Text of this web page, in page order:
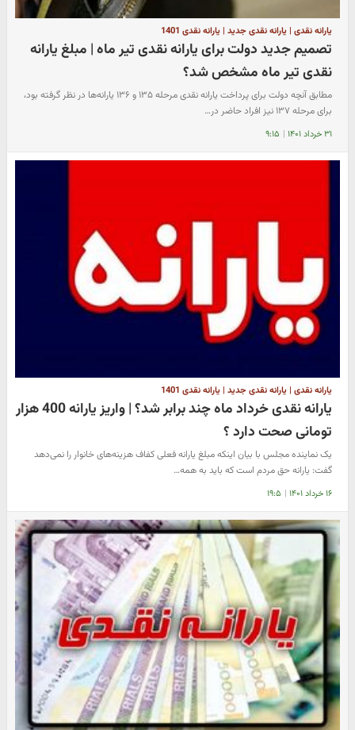
یارانه نقدی | یارانه نقدی جدید | یارانه نقدی 1401
تصمیم جدید دولت برای یارانه نقدی تیر ماه | مبلغ یارانه
نقدی تیر ماه مشخص شد؟
مطابق آنچه دولت برای پرداخت یارانه نقدی مرحله ۱۳۵ و ۱۳۶ یارانه‌ها در نظر گرفته بود،
برای مرحله ۱۳۷ نیز افراد حاضر در…
۳۱ خرداد ۱۴۰۱ | ۹:۱۵
یارانه نقدی | یارانه نقدی جدید | یارانه نقدی 1401
یارانه نقدی خرداد ماه چند برابر شد؟ | واریز یارانه 400 هزار
تومانی صحت دارد ؟
یک نماینده مجلس با بیان اینکه مبلغ یارانه فعلی کفاف هزینه‌های خانوار را نمی‌دهد
گفت: یارانه حق مردم است که باید به همه…
۱۶ خرداد ۱۴۰۱ | ۱۹:۵